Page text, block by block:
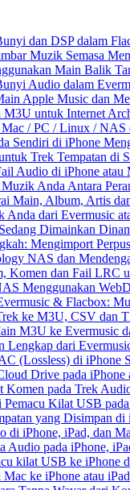
dan DSP dalam
Muzik Semasa
Main Balik
Audio dalam
Apple Music dan
M3U untuk Internet
/ PC / Linux /
Sendiri di iPhone
Trek Tempatan di
Audio di iPhone atau
Anda Antara
Main, Album, Artis
Anda dari Evermusic
Dimainkan
Mengimport
NAS dan
Komen dan Fail LRC
Menggunakan
& Flacbox:
ke M3U, CSV dan
M3U ke Evermusic
Lengkap dari
(Lossless) di iPhone
Drive pada iPhone
Komen pada Trek
Kilat USB
yang Disimpan di
di iPhone, iPad, dan
Audio pada iPhone,
kilat USB ke iPhone
ke iPhone atau